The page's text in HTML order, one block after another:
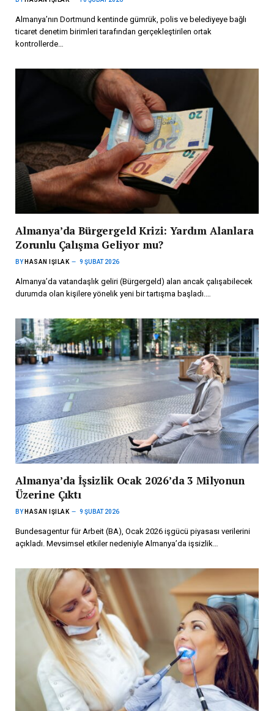
Almanya’nın Dortmund kentinde gümrük, polis ve belediyeye bağlı
ticaret denetim birimleri tarafından gerçekleştirilen ortak
kontrollerde…
Almanya’da Bürgergeld Krizi: Yardım Alanlara
Zorunlu Çalışma Geliyor mu?
BY HASAN IŞILAK 9 ŞUBAT 2026
Almanya’da vatandaşlık geliri (Bürgergeld) alan ancak çalışabilecek
durumda olan kişilere yönelik yeni bir tartışma başladı.…
Almanya’da İşsizlik Ocak 2026’da 3 Milyonun
Üzerine Çıktı
BY HASAN IŞILAK 9 ŞUBAT 2026
Bundesagentur für Arbeit (BA), Ocak 2026 işgücü piyasası verilerini
açıkladı. Mevsimsel etkiler nedeniyle Almanya’da işsizlik…